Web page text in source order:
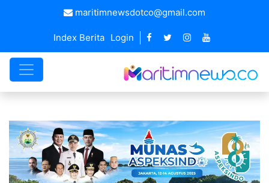
maritimnewsdotco@gmail.com
Index Berita Login